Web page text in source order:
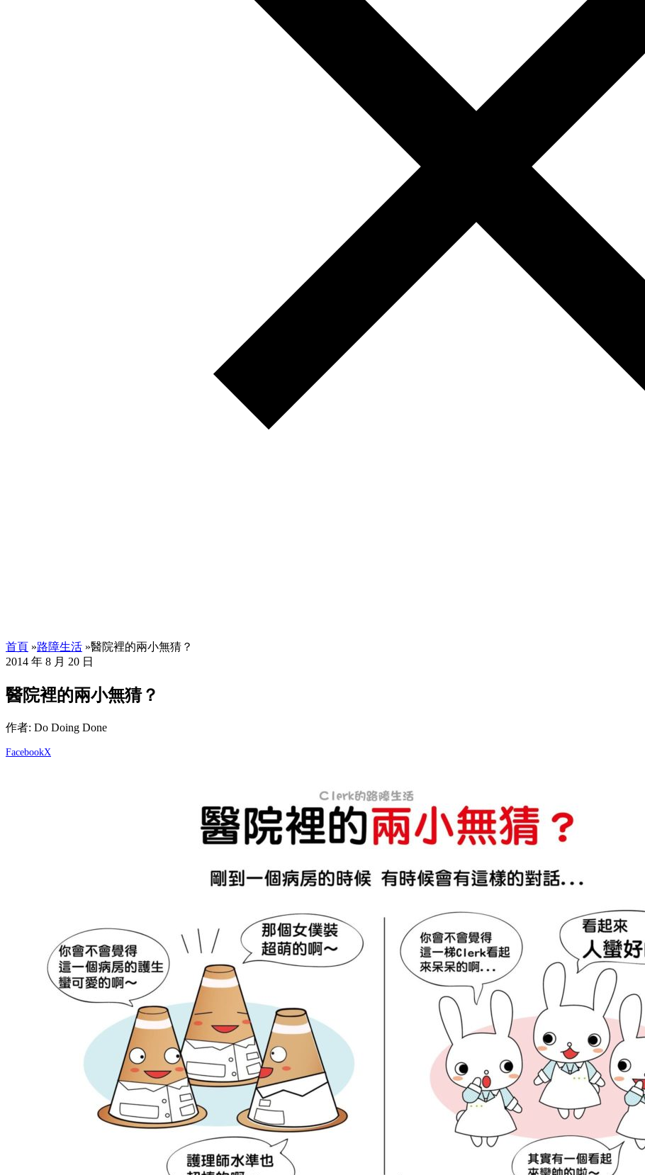
首頁 »路障生活 »醫院裡的兩小無猜？
2014 年 8 月 20 日
醫院裡的兩小無猜？
作者: Do Doing Done
FacebookX